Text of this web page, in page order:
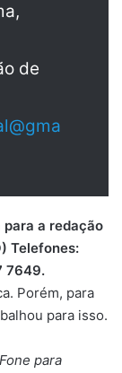
de
a redação
Telefones:
7649.
Porém, para
para isso.
para